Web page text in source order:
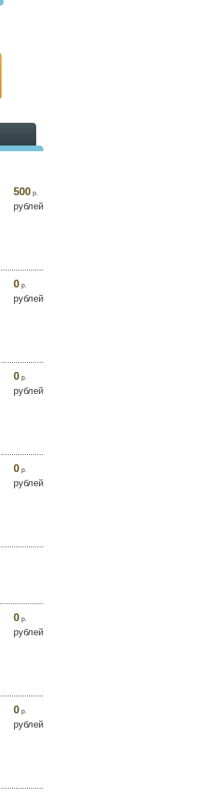
500 р.
рублей
0 р.
рублей
0 р.
рублей
0 р.
рублей
0 р.
рублей
0 р.
рублей